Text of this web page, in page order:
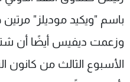
باسم "ويكيد موديلز" مرتين
وزعمت ديفيس أيضًا أن